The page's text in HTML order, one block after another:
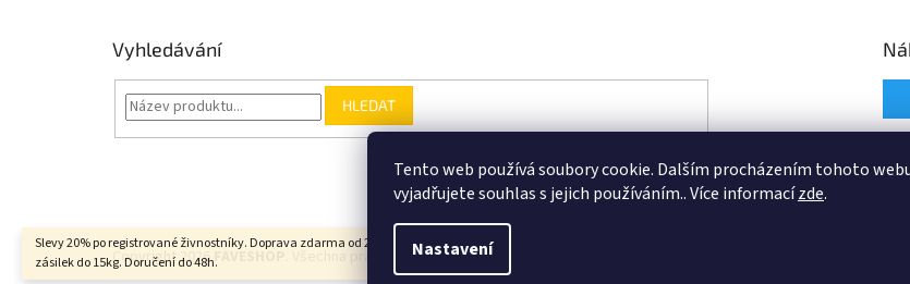
Tento web používá soubory cookie. Dalším procházením tohoto
vyjadřujete souhlas s jejich používáním.. Více informacízde.
Nastavení
Slevy 20% po registrované živnostníky. Doprava zdarma od 2000Kč u balíkových
zásilek do 15kg. Doručení do 48h.
Vyhledávání
HLEDAT
Copyright 2026 FAVESHOP . Všechna práva vyhrazena.